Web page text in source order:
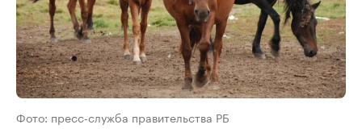
Фото: пресс-служба правительства РБ